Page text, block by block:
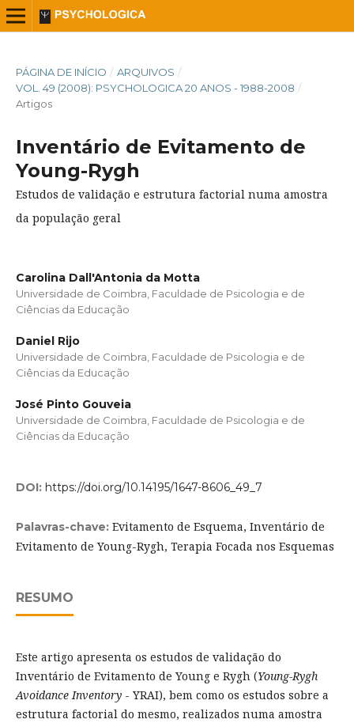
PÁGINA DE INÍCIO / ARQUIVOS /
VOL. 49 (2008): PSYCHOLOGICA 20 ANOS - 1988-2008 /
Artigos
Inventário de Evitamento de
Young-Rygh
Estudos de validação e estrutura factorial numa amostra
da população geral
Carolina Dall'Antonia da Motta
Universidade de Coimbra, Faculdade de Psicologia e de
Ciências da Educação
Daniel Rijo
Universidade de Coimbra, Faculdade de Psicologia e de
Ciências da Educação
José Pinto Gouveia
Universidade de Coimbra, Faculdade de Psicologia e de
Ciências da Educação
DOI: https://doi.org/10.14195/1647-8606_49_7
Palavras-chave: Evitamento de Esquema, Inventário de
Evitamento de Young-Rygh, Terapia Focada nos Esquemas
RESUMO
Este artigo apresenta os estudos de validação do
Inventário de Evitamento de Young e Rygh (Young-Rygh
Avoidance Inventory - YRAI), bem como os estudos sobre a
estrutura factorial do mesmo, realizados numa amostra